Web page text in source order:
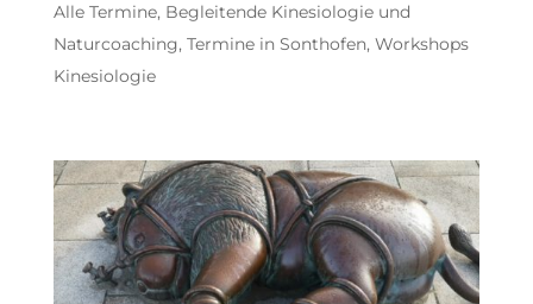
Alle Termine, Begleitende Kinesiologie und
Naturcoaching, Termine in Sonthofen, Workshops
Kinesiologie